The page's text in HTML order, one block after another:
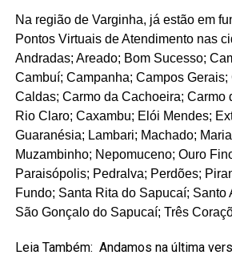
Na região de Varginha, já estão em
Pontos Virtuais de Atendimento nas
Andradas; Areado; Bom Sucesso;
Cambuí; Campanha; Campos Gerais;
Caldas; Carmo da Cachoeira; Carmo
Rio Claro; Caxambu; Elói Mendes;
Guaranésia; Lambari; Machado;
Muzambinho; Nepomuceno; Ouro
Paraisópolis; Pedralva; Perdões;
Fundo; Santa Rita do Sapucaí; Santo
São Gonçalo do Sapucaí; Três
Leia Também: Andamos na última